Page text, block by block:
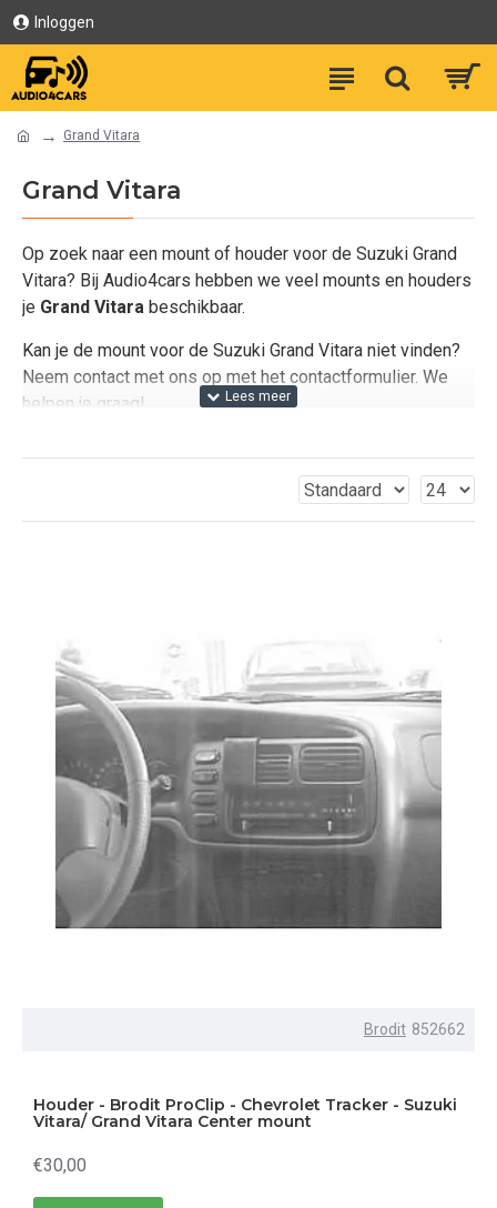
Inloggen
Grand Vitara
Grand Vitara
Op zoek naar een mount of houder voor de Suzuki Grand
Vitara? Bij Audio4cars hebben we veel mounts en houders
je Grand Vitara beschikbaar.
Kan je de mount voor de Suzuki Grand Vitara niet vinden?
Neem contact met ons op met het contactformulier. We
helpen je graag!
Brodit 852662
Houder - Brodit ProClip - Chevrolet Tracker - Suzuki
Vitara/ Grand Vitara Center mount
€30,00